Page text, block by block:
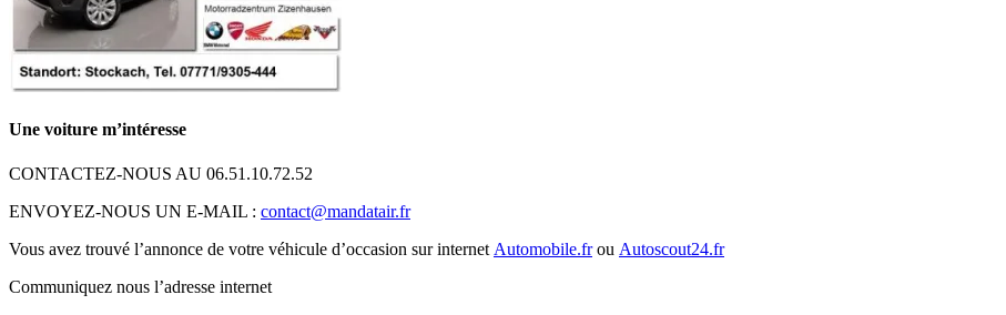
Une voiture m’intéresse
CONTACTEZ-NOUS AU 06.51.10.72.52
ENVOYEZ-NOUS UN E-MAIL : contact@mandatair.fr
Vous avez trouvé l’annonce de votre véhicule d’occasion sur internet Automobile.frou Autoscout24.fr
Communiquez nous l’adresse internet